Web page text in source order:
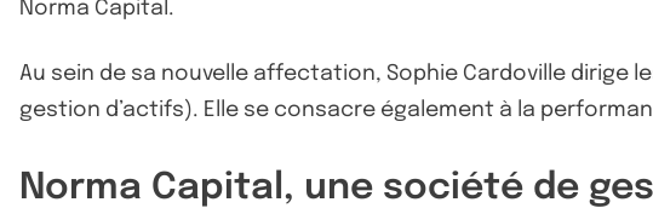
Norma Capital.
Au sein de sa nouvelle affectation, Sophie Cardoville dirige
gestion d’actifs). Elle se consacre également à la
Norma Capital, une société de